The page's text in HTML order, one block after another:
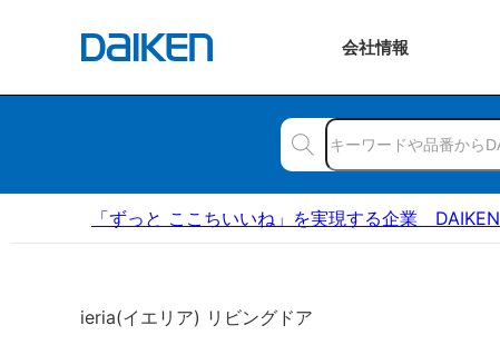
会社情報
「ずっと ここちいいね」を実現する企業 DAIKEN
ieria(イエリア) リビングドア